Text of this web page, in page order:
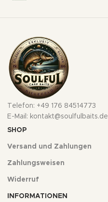
Telefon: +49 176 84514773
E-Mail: kontakt@soulfulbaits.de
SHOP
Versand und Zahlungen
Zahlungsweisen
Widerruf
INFORMATIONEN